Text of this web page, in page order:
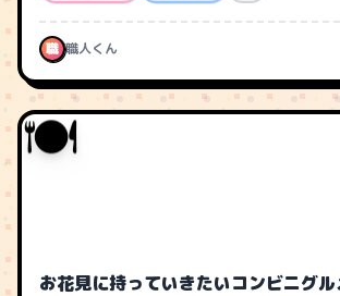
職 職人くん
🍽️
お花見に持っていきたいコンビニグ